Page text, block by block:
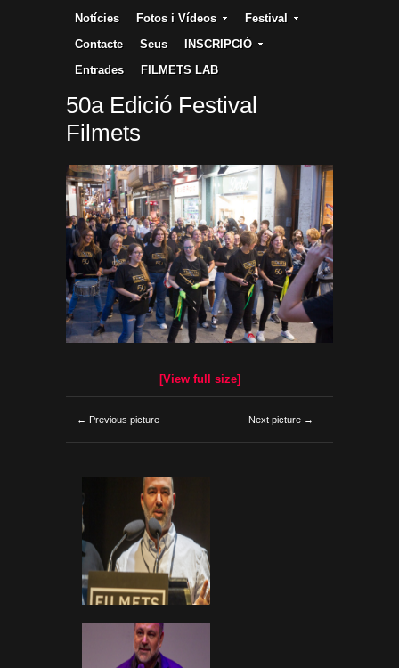
Notícies
Fotos i Vídeos
Festival
Contacte
Seus
INSCRIPCIÓ
Entrades
FILMETS LAB
50a Edició Festival
Filmets
[View full size]
← Previous picture Next picture →